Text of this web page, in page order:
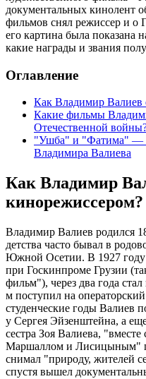
документальных кинолент
фильмов снял режиссер и о
его картина была показана
какие награды и звания
Оглавление
Как Владимир Валиев
Какие фильмы
Отечественной
"Ушба" и "Фатима" —
Владимира Валиева
Как Владимир
кинорежиссером?
Владимир Валиев родился
детства часто бывал в
Южной Осетии. В 1927 году
при Госкинпроме Грузии
фильм"), через два года
м поступил на
студенческие годы Валиев
у Сергея Эйзенштейна, а
сестра Зоя Валиева,
Маршаллом и Лисицыным"
снимал "природу, жителей
спустя вышел